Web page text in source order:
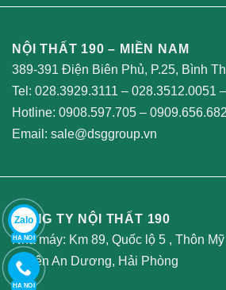
NỘI THẤT 190 – MIỀN NAM
389-391 Điện Biên Phủ, P.25, Bình
Tel: 028.3929.3111 – 028.3512.0051 –
Hotline: 0908.597.705 – 0909.656.682
Email: sale@dsggroup.vn
CÔNG TY NỘI THẤT 190
Nhà máy: Km 89, Quốc lộ 5 , Thôn
Huyện An Dương, Hải Phòng
Zalo
HA NOI
HA NOI